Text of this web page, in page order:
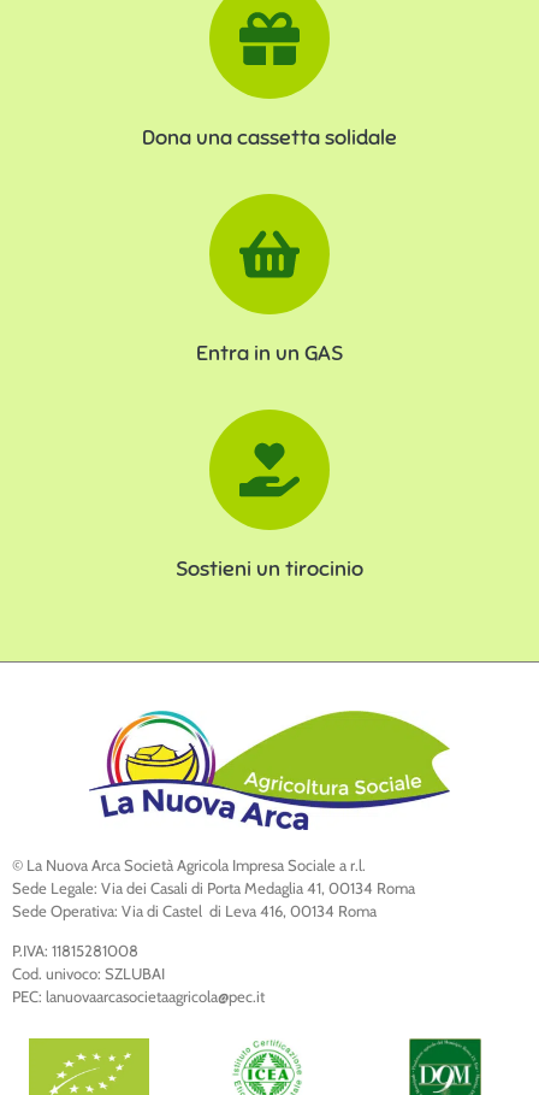
Dona una cassetta solidale
Entra in un GAS
Sostieni un tirocinio
© La Nuova Arca Società Agricola Impresa Sociale a r.l.
Sede Legale: Via dei Casali di Porta Medaglia 41, 00134 Roma
Sede Operativa: Via di Castel di Leva 416, 00134 Roma
P.IVA: 11815281008
Cod. univoco: SZLUBAI
PEC: lanuovaarcasocietaagricola@pec.it